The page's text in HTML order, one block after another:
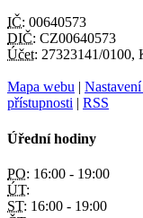
IČ: 00640573
DIČ: CZ00640573
Účet: 27323141/0100,
Mapa webu |
přístupnosti | RSS
Úřední hodiny
PO: 16:00 - 19:00
ÚT:
ST: 16:00 - 19:00